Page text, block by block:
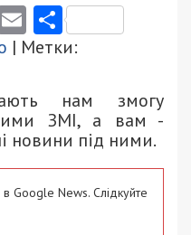
Email
| Метки:
нам змогу
ЗМІ, а вам -
новини під ними.
Google News. Слідкуйте